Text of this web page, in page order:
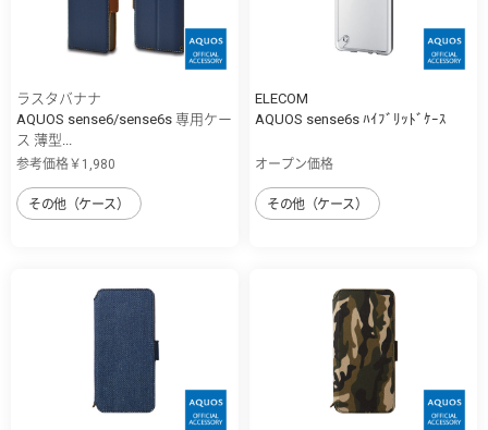
ラスタバナナ
AQUOS sense6/sense6s 専用ケー
ス 薄型...
参考価格￥1,980
その他（ケース）
ELECOM
AQUOS sense6s ﾊｲﾌﾞﾘｯﾄﾞｹｰｽ
オープン価格
その他（ケース）